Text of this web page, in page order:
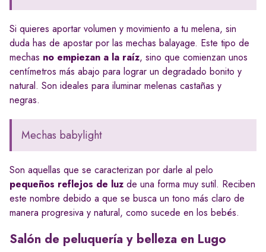
Si quieres aportar volumen y movimiento a tu melena, sin
duda has de apostar por las mechas balayage. Este tipo de
mechas no empiezan a la raíz, sino que comienzan unos
centímetros más abajo para lograr un degradado bonito y
natural. Son ideales para iluminar melenas castañas y
negras.
Mechas babylight
Son aquellas que se caracterizan por darle al pelo
pequeños reflejos de luz de una forma muy sutil. Reciben
este nombre debido a que se busca un tono más claro de
manera progresiva y natural, como sucede en los bebés.
Salón de peluquería y belleza en Lugo